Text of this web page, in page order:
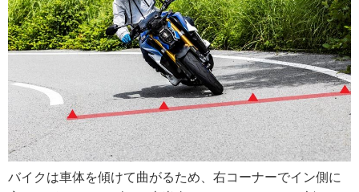
バイクは車体を傾けて曲がるため、右コーナーでイン側に